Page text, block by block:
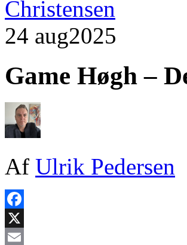
24 aug2025
Game Høgh –
Af Ulrik Pedersen
Facebook
X